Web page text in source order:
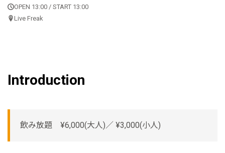
OPEN 13:00 / START 13:00
Live Freak
Introduction
飲み放題 ¥6,000(大人)／ ¥3,000(小人)